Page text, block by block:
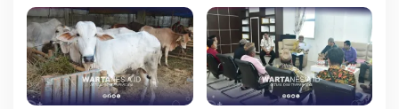
Iduladha 2026